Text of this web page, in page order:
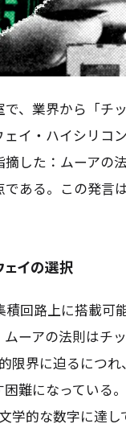
、業界から「チ
イ・ハイシリコ
した：ムーアの
ある。この発言
イの選択
回路上に搭載可
ーアの法則はチ
限界に迫るにつ
難になっている
学的な数字に達